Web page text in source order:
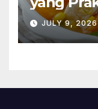
JULY 9,